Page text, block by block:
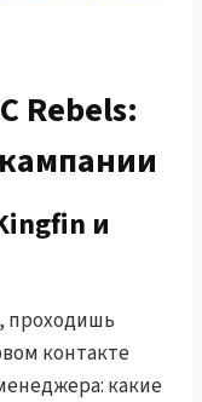
Rebels:
и
проходишь
контакте
какие